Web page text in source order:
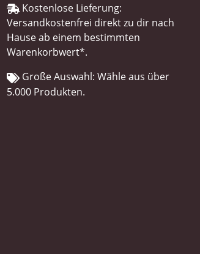
Kostenlose Lieferung:
Versandkostenfrei direkt zu dir nach
Hause ab einem bestimmten
Warenkorbwert*.
Große Auswahl: Wähle aus über
5.000 Produkten.